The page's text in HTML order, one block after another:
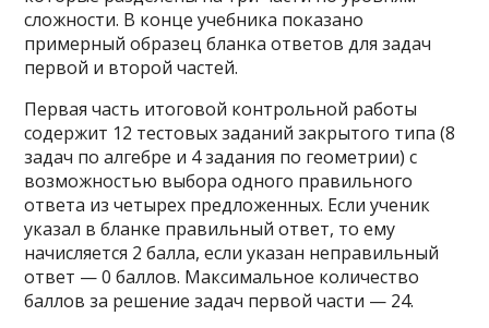
сложности. В конце учебника показано
примерный образец бланка ответов для задач
первой и второй частей.
Первая часть итоговой контрольной работы
содержит 12 тестовых заданий закрытого типа (8
задач по алгебре и 4 задания по геометрии) с
возможностью выбора одного правильного
ответа из четырех предложенных. Если ученик
указал в бланке правильный ответ, то ему
начисляется 2 балла, если указан неправильный
ответ — 0 баллов. Максимальное количество
баллов за решение задач первой части — 24.